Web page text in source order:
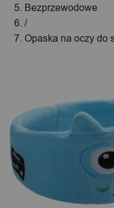
Bezprzewodowe
/
Opaska na oczy do